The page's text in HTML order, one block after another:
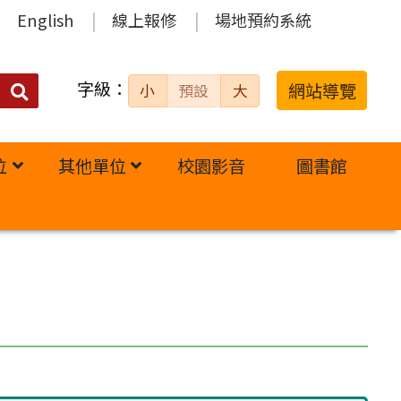
English 線上報修 場地預約系統
搜
字級： 小 預設 大 網站導覽
其他單位 校園影音 圖書館